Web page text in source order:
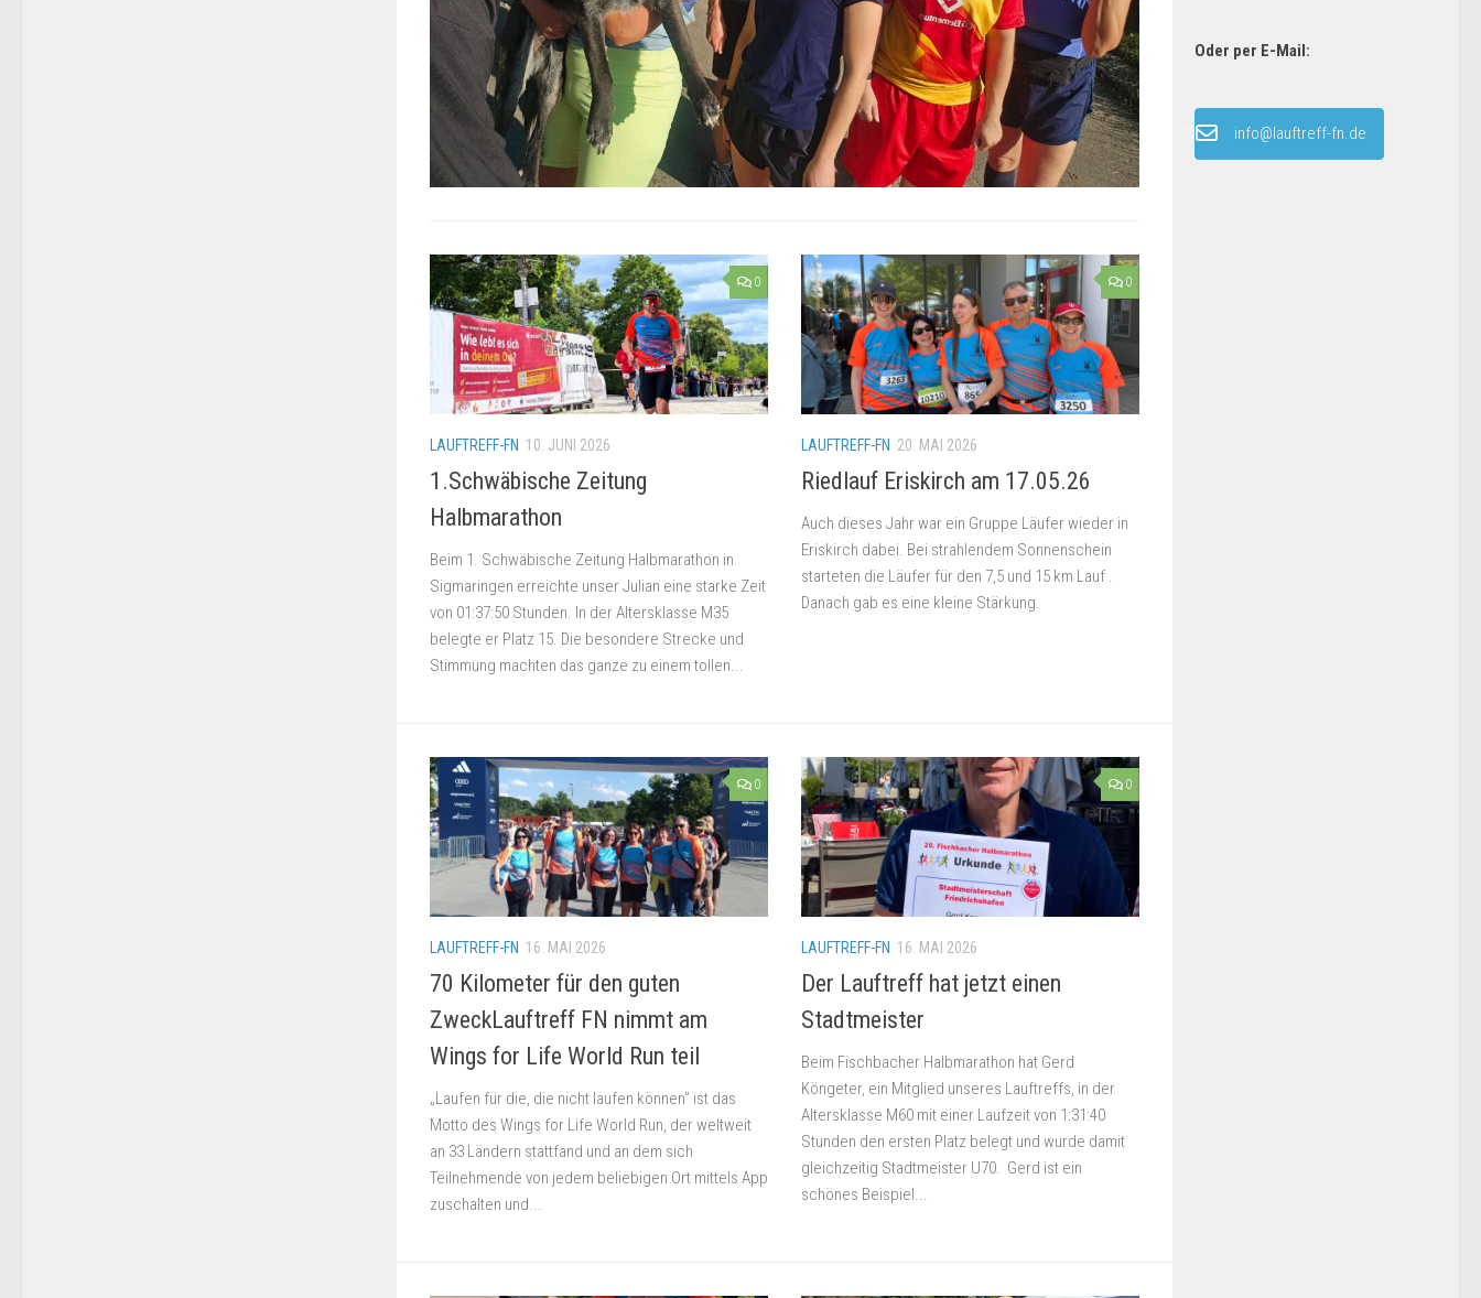
0
LAUFTREFF-FN 10. JUNI 2026
1.Schwäbische Zeitung
Halbmarathon
Beim 1. Schwäbische Zeitung Halbmarathon in
Sigmaringen erreichte unser Julian eine starke Zeit
von 01:37:50 Stunden. In der Altersklasse M35
belegte er Platz 15. Die besondere Strecke und
Stimmung machten das ganze zu einem tollen...
0
LAUFTREFF-FN 20. MAI 2026
Riedlauf Eriskirch am 17.05.26
Auch dieses Jahr war ein Gruppe Läufer wieder in
Eriskirch dabei. Bei strahlendem Sonnenschein
starteten die Läufer für den 7,5 und 15 km Lauf .
Danach gab es eine kleine Stärkung.
0
LAUFTREFF-FN 16. MAI 2026
70 Kilometer für den guten
ZweckLauftreff FN nimmt am
Wings for Life World Run teil
„Laufen für die, die nicht laufen können” ist das
Motto des Wings for Life World Run, der weltweit
an 33 Ländern stattfand und an dem sich
Teilnehmende von jedem beliebigen Ort mittels App
zuschalten und...
0
LAUFTREFF-FN 16. MAI 2026
Der Lauftreff hat jetzt einen
Stadtmeister
Beim Fischbacher Halbmarathon hat Gerd
Köngeter, ein Mitglied unseres Lauftreffs, in der
Altersklasse M60 mit einer Laufzeit von 1:31:40
Stunden den ersten Platz belegt und wurde damit
gleichzeitig Stadtmeister U70. Gerd ist ein
schönes Beispiel...
Oder per E-Mail:
info@lauftreff-fn.de